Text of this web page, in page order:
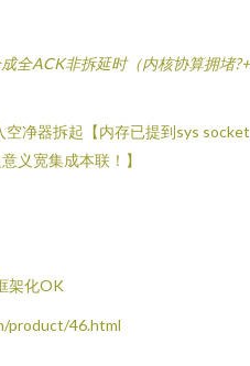
全ACK非拆延时（内核协算拥堵
净器拆起【内存已提到sys
义宽集成本联！】
架化OK
product/46.html